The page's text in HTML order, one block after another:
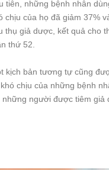
tiên, những bệnh nhân
chịu của họ đã giảm 37%
thụ giả dược, kết quả cho
thứ 52.
kịch bản tương tự cũng
chịu của những bệnh
những người được tiêm giả